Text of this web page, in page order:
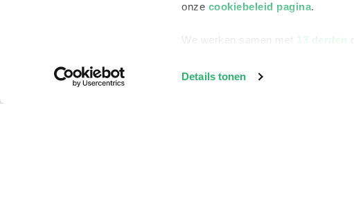
onze cookiebeleid pagina.
We werken samen met 13 derden
Details tonen
Klantenservice